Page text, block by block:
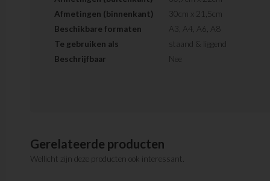
Afmetingen (binnenkant)
30cm x 21,5cm
Beschikbare formaten
A3, A4, A6, A8
Te gebruiken als
staand & liggend
Beschrijfbaar
Nee
Gerelateerde producten
Wellicht zijn deze producten ook interessant.